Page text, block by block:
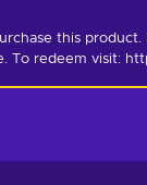
this
To redeem visit: